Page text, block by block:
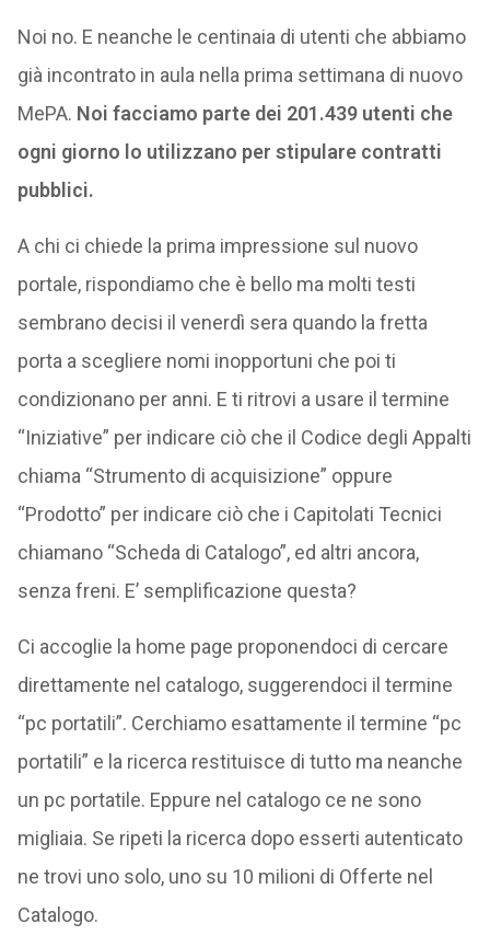
Noi no. E neanche le centinaia di utenti che abbiamo
già incontrato in aula nella prima settimana di nuovo
MePA. Noi facciamo parte dei 201.439 utenti che
ogni giorno lo utilizzano per stipulare contratti
pubblici.
A chi ci chiede la prima impressione sul nuovo
portale, rispondiamo che è bello ma molti testi
sembrano decisi il venerdì sera quando la fretta
porta a scegliere nomi inopportuni che poi ti
condizionano per anni. E ti ritrovi a usare il termine
“Iniziative” per indicare ciò che il Codice degli Appalti
chiama “Strumento di acquisizione” oppure
“Prodotto” per indicare ciò che i Capitolati Tecnici
chiamano “Scheda di Catalogo”, ed altri ancora,
senza freni. E’ semplificazione questa?
Ci accoglie la home page proponendoci di cercare
direttamente nel catalogo, suggerendoci il termine
“pc portatili”. Cerchiamo esattamente il termine “pc
portatili” e la ricerca restituisce di tutto ma neanche
un pc portatile. Eppure nel catalogo ce ne sono
migliaia. Se ripeti la ricerca dopo esserti autenticato
ne trovi uno solo, uno su 10 milioni di Offerte nel
Catalogo.